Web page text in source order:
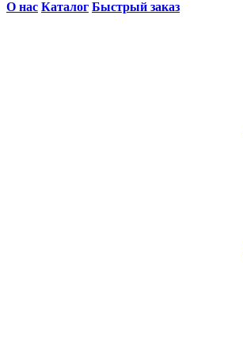
О нас Каталог Быстрый заказ